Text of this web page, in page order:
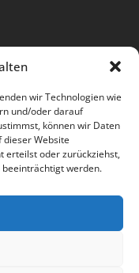
wir Technologien wie
und/oder darauf
können wir Daten
Website
erteilst oder zurückziehst,
werden.